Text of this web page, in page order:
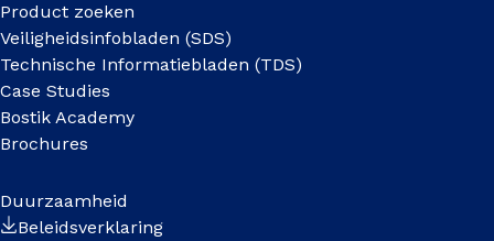
Product zoeken
Veiligheidsinfobladen (SDS)
Technische Informatiebladen (TDS)
Case Studies
Bostik Academy
Brochures
Duurzaamheid
Beleidsverklaring